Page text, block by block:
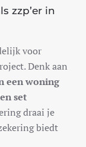
zzp’er in
voor
Denk aan
een woning
set
draai je
biedt